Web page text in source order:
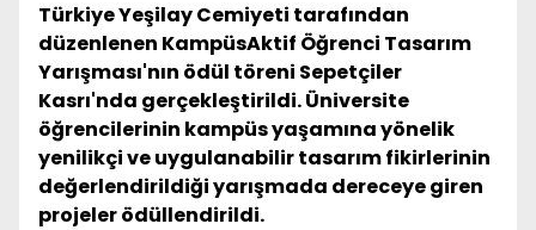
Türkiye Yeşilay Cemiyeti tarafından
düzenlenen KampüsAktif Öğrenci Tasarım
Yarışması'nın ödül töreni Sepetçiler
Kasrı'nda gerçekleştirildi. Üniversite
öğrencilerinin kampüs yaşamına yönelik
yenilikçi ve uygulanabilir tasarım fikirlerinin
değerlendirildiği yarışmada dereceye giren
projeler ödüllendirildi.